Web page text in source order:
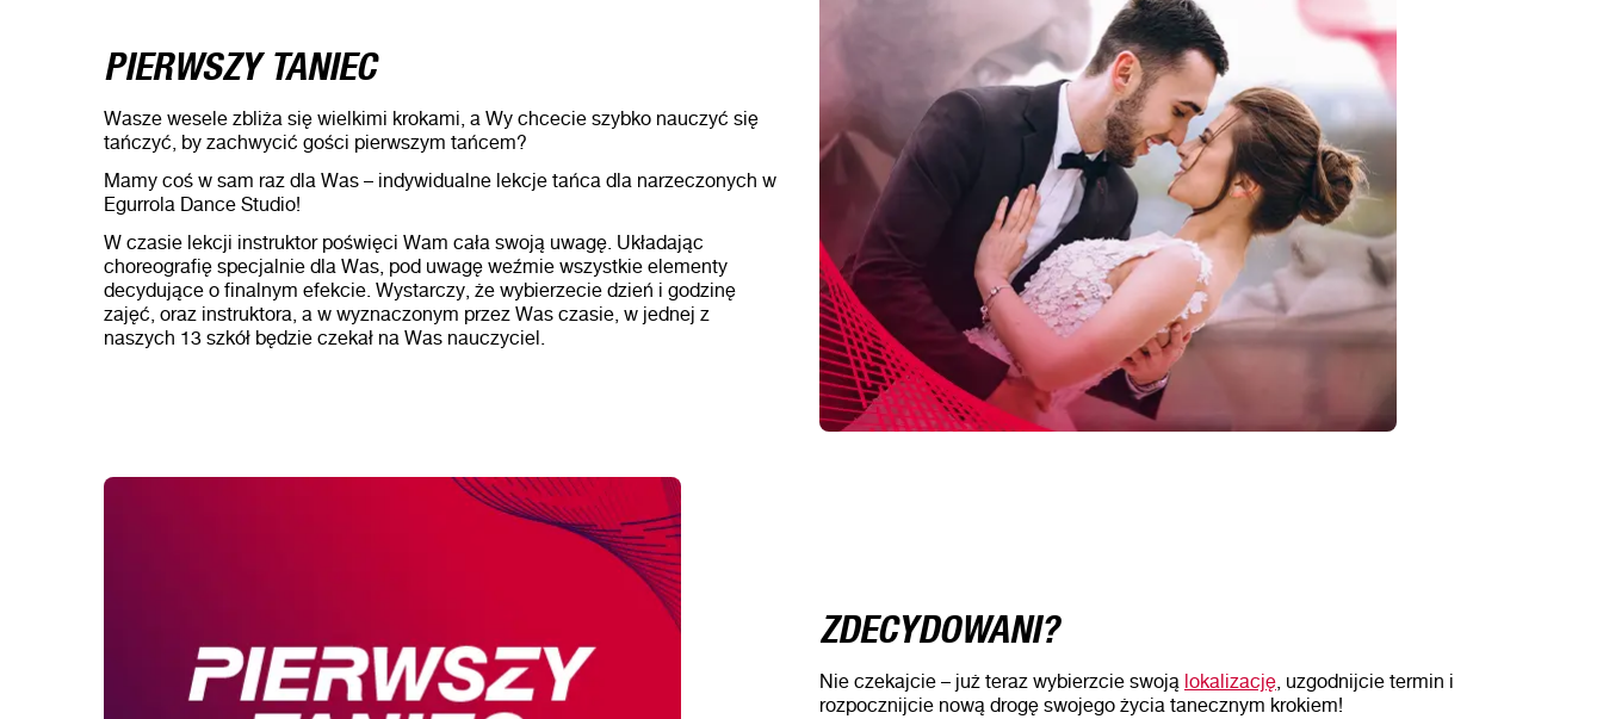
PIERWSZY TANIEC
Wasze wesele zbliża się wielkimi krokami, a Wy chcecie szybko nauczyć się
tańczyć, by zachwycić gości pierwszym tańcem?
Mamy coś w sam raz dla Was – indywidualne lekcje tańca dla narzeczonych w
Egurrola Dance Studio!
W czasie lekcji instruktor poświęci Wam cała swoją uwagę. Układając
choreografię specjalnie dla Was, pod uwagę weźmie wszystkie elementy
decydujące o finalnym efekcie. Wystarczy, że wybierzecie dzień i godzinę
zajęć, oraz instruktora, a w wyznaczonym przez Was czasie, w jednej z
naszych 13 szkół będzie czekał na Was nauczyciel.
ZDECYDOWANI?
Nie czekajcie – już teraz wybierzcie swoją lokalizację, uzgodnijcie termin i
rozpocznijcie nową drogę swojego życia tanecznym krokiem!